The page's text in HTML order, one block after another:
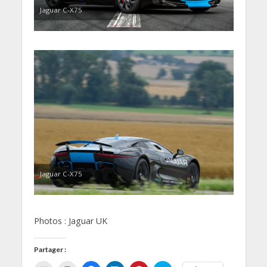
Jaguar C-X75
Jaguar C-X75
Photos : Jaguar UK
Partager :